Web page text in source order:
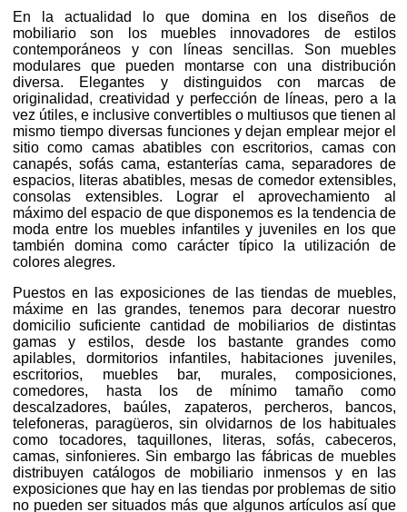
En la actualidad lo que domina en los diseños de
mobiliario son los muebles innovadores de estilos
contemporáneos y con líneas sencillas. Son muebles
modulares que pueden montarse con una distribución
diversa. Elegantes y distinguidos con marcas de
originalidad, creatividad y perfección de líneas, pero a la
vez útiles, e inclusive convertibles o multiusos que tienen al
mismo tiempo diversas funciones y dejan emplear mejor el
sitio como camas abatibles con escritorios, camas con
canapés, sofás cama, estanterías cama, separadores de
espacios, literas abatibles, mesas de comedor extensibles,
consolas extensibles. Lograr el aprovechamiento al
máximo del espacio de que disponemos es la tendencia de
moda entre los muebles infantiles y juveniles en los que
también domina como carácter típico la utilización de
colores alegres.
Puestos en las exposiciones de las tiendas de muebles,
máxime en las grandes, tenemos para decorar nuestro
domicilio suficiente cantidad de mobiliarios de distintas
gamas y estilos, desde los bastante grandes como
apilables, dormitorios infantiles, habitaciones juveniles,
escritorios, muebles bar, murales, composiciones,
comedores, hasta los de mínimo tamaño como
descalzadores, baúles, zapateros, percheros, bancos,
telefoneras, paragüeros, sin olvidarnos de los habituales
como tocadores, taquillones, literas, sofás, cabeceros,
camas, sinfonieres. Sin embargo las fábricas de muebles
distribuyen catálogos de mobiliario inmensos y en las
exposiciones que hay en las tiendas por problemas de sitio
no pueden ser situados más que algunos artículos así que